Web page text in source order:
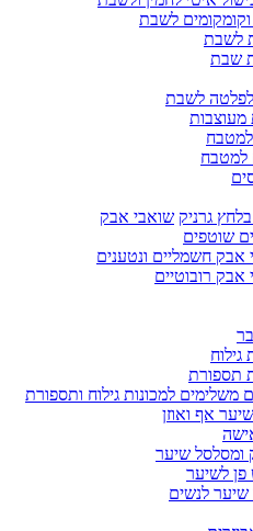
לשבת
לשבת
שבת
לפלטה לשבת
מעוצבות
למטבח
למטבח
גרניק שואבי אבק
שוטפים
אבק חשמליים ונטענים
אבק רובוטיים
גילוח
תספורת
משלימים למכונות גילוח ותספורת
אף ואוזן
ומסלסל שיער
פן לשיער
שיער לנשים